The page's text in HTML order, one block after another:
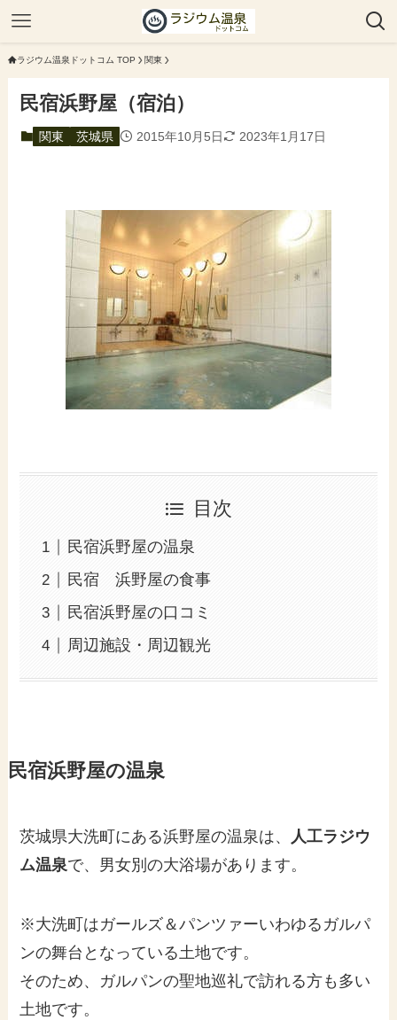
ラジウム温泉ドットコム TOP 関東
民宿浜野屋（宿泊）
関東 茨城県 2015年10月5日 2023年1月17日
目次
民宿浜野屋の温泉
民宿 浜野屋の食事
民宿浜野屋の口コミ
周辺施設・周辺観光
民宿浜野屋の温泉
茨城県大洗町にある浜野屋の温泉は、
人工ラジウ
ム温泉で、男女別の大浴場があります。
※大洗町はガールズ＆パンツァーいわゆるガルパ
ンの舞台となっている土地です。
そのため、ガルパンの聖地巡礼で訪れる方も多い
土地です。